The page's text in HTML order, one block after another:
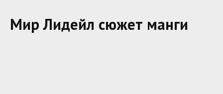
Мир Лидейл сюжет манги